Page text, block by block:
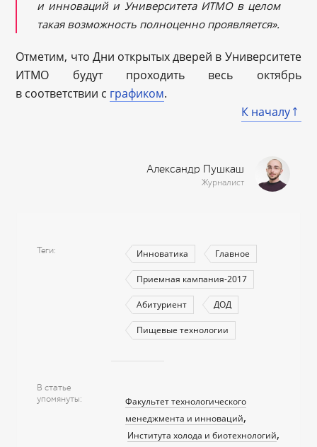
и инноваций и Университета ИТМО в целом
такая возможность полноценно проявляется».
Отметим, что Дни открытых дверей в Университете
ИТМО будут проходить весь октябрь
в соответствии с графиком.
К началу
Александр Пушкаш
Журналист
Теги Инноватика Главное
Приемная кампания-2017
Абитуриент ДОД
Пищевые технологии
В статье
упомянуты
Факультет технологического
менеджмента и инноваций
Института холода и биотехнологий